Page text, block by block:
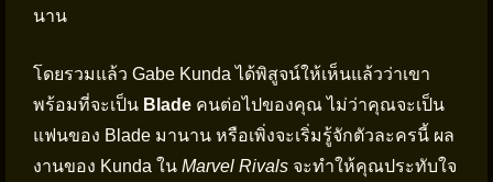
นาน
โดยรวมแล้ว Gabe Kunda ได้พิสูจน์ให้เห็นแล้วว่าเขา
พร้อมที่จะเป็น Blade คนต่อไปของคุณ ไม่ว่าคุณจะเป็น
แฟนของ Blade มานาน หรือเพิ่งจะเริ่มรู้จักตัวละครนี้ ผล
งานของ Kunda ใน Marvel Rivals จะทำให้คุณประทับใจ